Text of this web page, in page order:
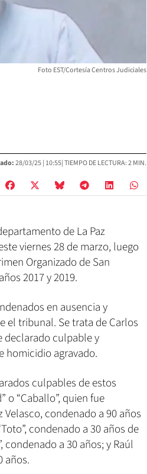
Foto EST/Cortesía Centros Judiciales
28/03/25 | 10:55| TIEMPO DE LECTURA: 2 MIN.
de La Paz
viernes 28 de marzo, luego
Organizado de San
2017 y 2019.
en ausencia y
el tribunal. Se trata de Carlos
declarado culpable y
homicidio agravado.
culpables de estos
o “Caballo”, quien fue
condenado a 90 años
condenado a 30 años de
a 30 años; y Raúl
años.